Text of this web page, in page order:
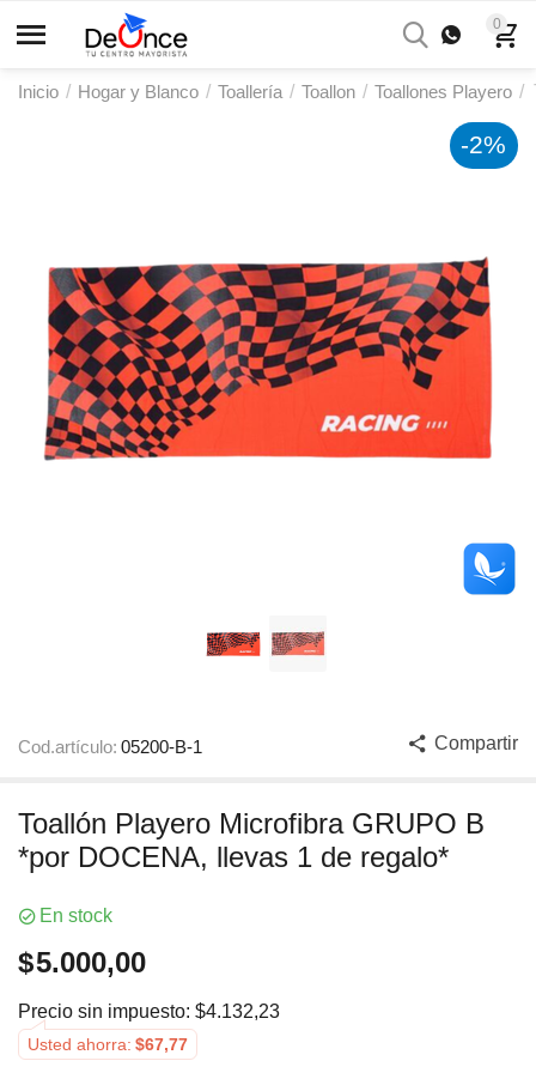
0
Inicio / Hogar y Blanco / Toallería / Toallon / Toallones Playero /
Cod.artículo: 05200-B-1 Compartir
Toallón Playero Microfibra GRUPO B
*por DOCENA, llevas 1 de regalo*
En stock
$5.000,00
Precio sin impuesto: $4.132,23
Usted ahorra: $67,77